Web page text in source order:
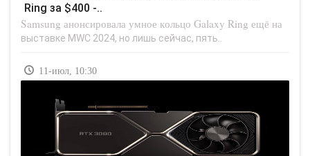
Ring за $400 -..
Samsung анонсировала умное кольцо Galaxy Ring ещё на
выставке MWC 2024, но лишь сейчас, пять..
11-июл, 10:30